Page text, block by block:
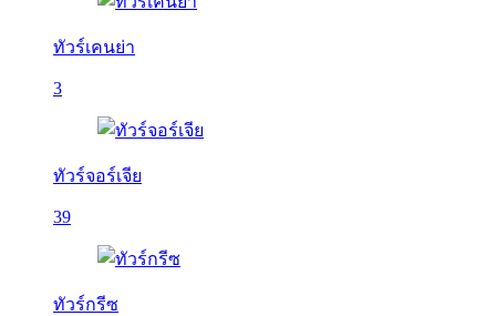
ทัวร์เคนย่า
3
ทัวร์จอร์เจีย
39
ทัวร์กรีซ